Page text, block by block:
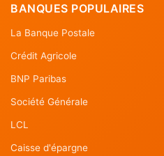
BANQUES POPULAIRES
La Banque Postale
Crédit Agricole
BNP Paribas
Société Générale
LCL
Caisse d'épargne